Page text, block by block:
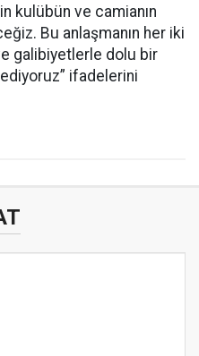
kulübün ve camianın
Bu anlaşmanın her iki
galibiyetlerle dolu bir
ifadelerini